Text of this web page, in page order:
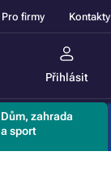
Pro firmy Kontakty
Přihlásit
Dům, zahrada
a sport